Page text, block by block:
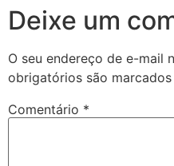
Deixe um
O seu endereço de e-mail
obrigatórios são
Comentário *